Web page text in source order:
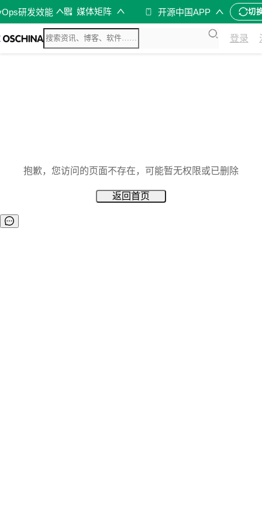
研发效能 媒体矩阵 开源中国APP 切
登录
抱歉，您访问的页面不存在，可能暂无权限或已删除
返回首页